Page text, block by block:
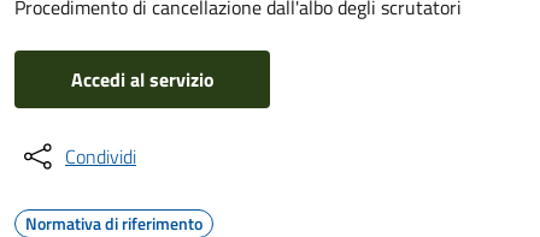
Procedimento di cancellazione dall'albo degli scrutatori
Accedi al servizio
Condividi
Normativa di riferimento